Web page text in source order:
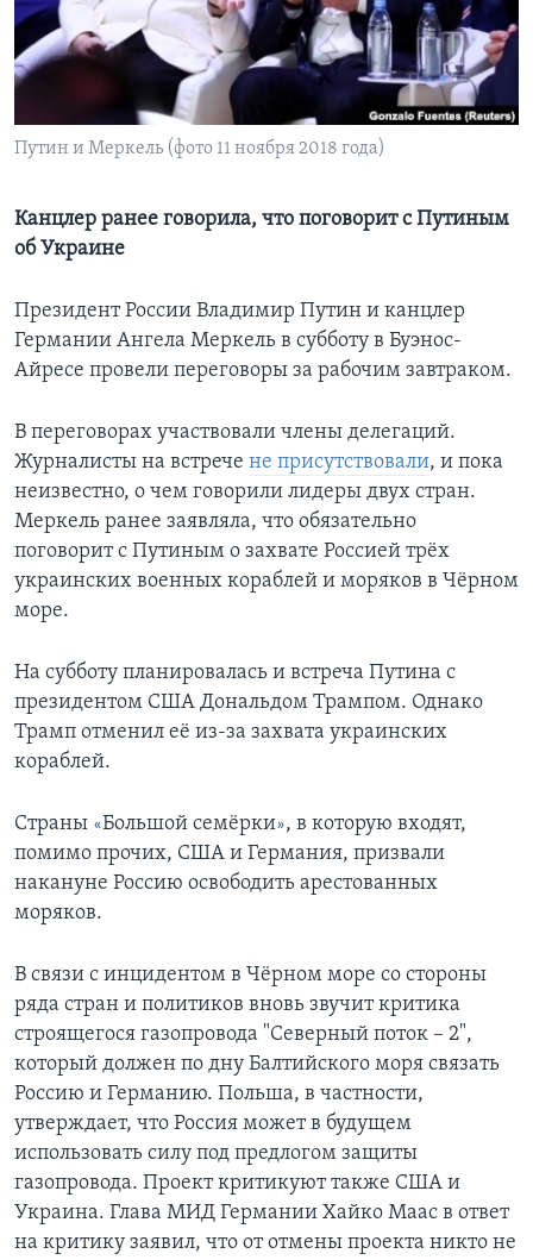
Learning English
СОЦИАЛЬНЫЕ СЕТИ
Языки
Путин и Меркель (фото 11 ноября 2018 года)
Канцлер ранее говорила, что поговорит с Путиным
об Украине
Президент России Владимир Путин и канцлер
Германии Ангела Меркель в субботу в Буэнос-
Айресе провели переговоры за рабочим завтраком.
В переговорах участвовали члены делегаций.
Журналисты на встрече не присутствовали, и пока
неизвестно, о чем говорили лидеры двух стран.
Меркель ранее заявляла, что обязательно
поговорит с Путиным о захвате Россией трёх
украинских военных кораблей и моряков в Чёрном
море.
На субботу планировалась и встреча Путина с
президентом США Дональдом Трампом. Однако
Трамп отменил её из-за захвата украинских
кораблей.
Страны «Большой семёрки», в которую входят,
помимо прочих, США и Германия, призвали
накануне Россию освободить арестованных
моряков.
В связи с инцидентом в Чёрном море со стороны
ряда стран и политиков вновь звучит критика
строящегося газопровода "Северный поток – 2",
который должен по дну Балтийского моря связать
Россию и Германию. Польша, в частности,
утверждает, что Россия может в будущем
использовать силу под предлогом защиты
газопровода. Проект критикуют также США и
Украина. Глава МИД Германии Хайко Маас в ответ
на критику заявил, что от отмены проекта никто не